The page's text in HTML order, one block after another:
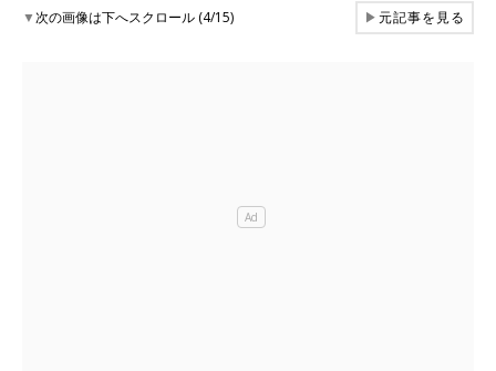
▼次の画像は下へスクロール (4/15) ▶元記事を見る